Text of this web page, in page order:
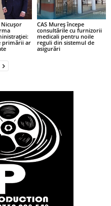
primării ar
CAS Mureș începe
consultările cu furnizorii
medicali pentru noile
reguli din sistemul de
asigurări